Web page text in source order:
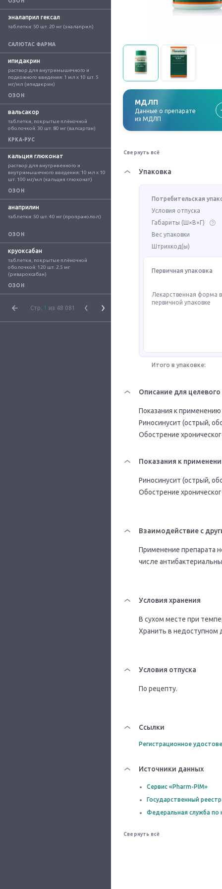
эналаприл гексал
таблетки: 50 шт. 20 мг (эналаприл)
САЛЮТАС ФАРМА
ипидакрин
раствор для внутримышечного и
подкожного введения: 1 мл x 10 шт. 5
мг/мл (ипидакрин)
ОЗОН
вальсакор
таблетки, покрытые плёночной
оболочкой: 30 шт. 80 мг (валсартан)
КРКА-РУС
кальция глюконат
раствор для внутривенного и
внутримышечного введения: 10 мл x 10
шт. 100 мг/мл (кальция глюконат)
ОЗОН
анаприлин
таблетки: 50 шт. 40 мг (пропранолол)
ОЗОН
круоксабан
таблетки, покрытые плёночной
оболочкой: 120 шт. 2.5 мг
(ривароксабан)
ОЗОН
Стр. 1 из 48 081
МДЛП
Данные о препарате
из МДЛП
Свернуть всё
Упаковка
Потребительская
Условия отпуска
Габариты (Ш×В×Г)
Вес упаковки
Штрихкод(ы)
Первичная упаковка
Лекарственная форма
первичной упаковке
Итого в упаковке:
Описание для
Показания к применению
Риносинусит (острый,
Обострение
Показания к
Риносинусит (острый,
Обострение
Взаимодействие с
Применение препарата
числе
Условия хранения
В сухом месте при
Хранить в недоступном
Условия отпуска
По рецепту.
Ссылки
Регистрационное
Источники данных
Сервис «Pharm-PIM»
Государственный
Федеральная служба по
Свернуть всё